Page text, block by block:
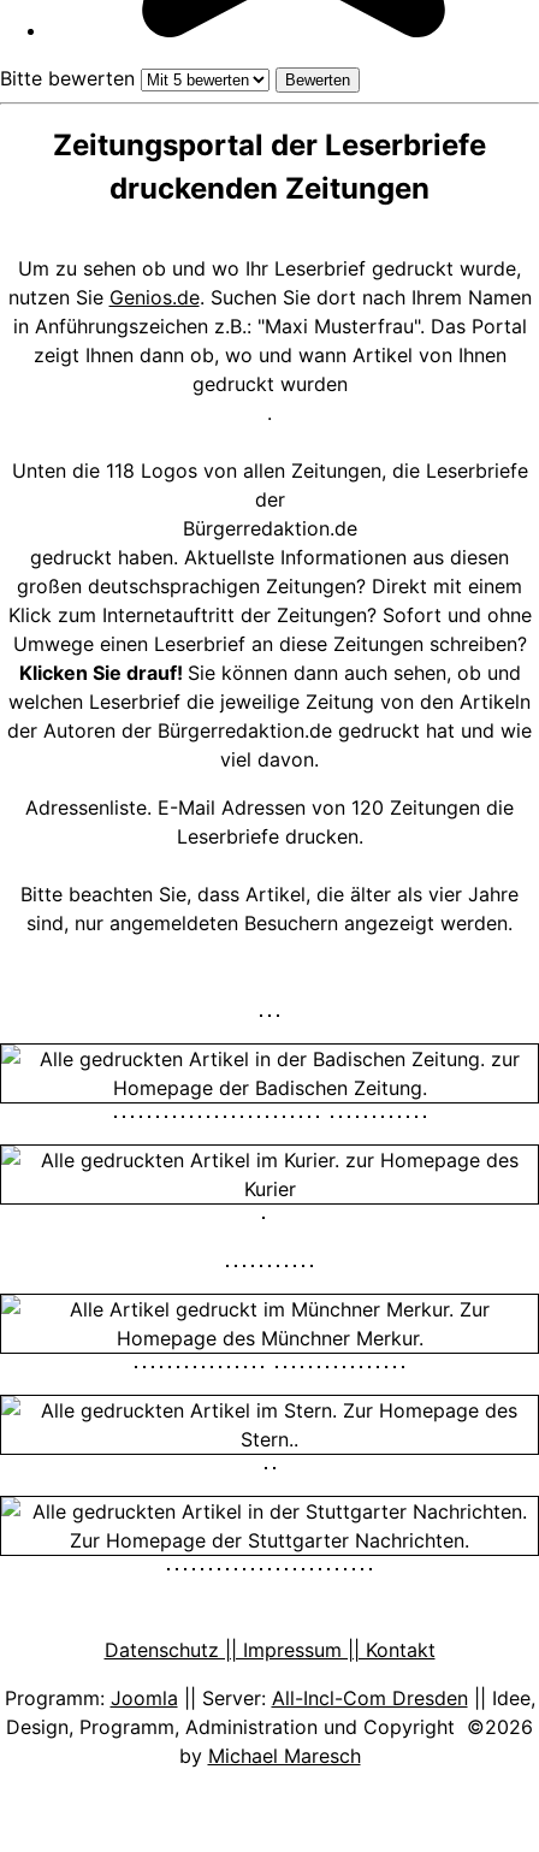
Bitte bewerten
Zeitungsportal der Leserbriefe
druckenden Zeitungen
Um zu sehen ob und wo Ihr Leserbrief gedruckt wurde,
nutzen Sie Genios.de. Suchen Sie dort nach Ihrem Namen
in Anführungszeichen z.B.: "Maxi Musterfrau". Das Portal
zeigt Ihnen dann ob, wo und wann Artikel von Ihnen
gedruckt wurden
.
Unten die 118 Logos von allen Zeitungen, die Leserbriefe
der
Bürgerredaktion.de
gedruckt haben. Aktuellste Informationen aus diesen
großen deutschsprachigen Zeitungen? Direkt mit einem
Klick zum Internetauftritt der Zeitungen? Sofort und ohne
Umwege einen Leserbrief an diese Zeitungen schreiben?
Klicken Sie drauf! Sie können dann auch sehen, ob und
welchen Leserbrief die jeweilige Zeitung von den Artikeln
der Autoren der Bürgerredaktion.de gedruckt hat und wie
viel davon.
Adressenliste. E-Mail Adressen von 120 Zeitungen die
Leserbriefe drucken.
Bitte beachten Sie, dass Artikel, die älter als vier Jahre
sind, nur angemeldeten Besuchern angezeigt werden.
Datenschutz || Impressum || Kontakt
Programm: Joomla || Server: All-Incl-Com Dresden|| Idee,
Design, Programm, Administration und Copyright ©2026
by Michael Maresch